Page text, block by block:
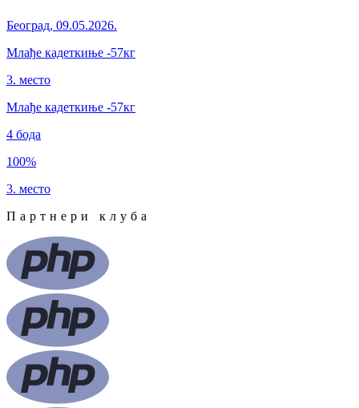
Београд, 09.05.2026.
Млађе кадеткиње -57кг
3. место
Млађе кадеткиње -57кг
4 бода
100%
3. место
Партнери клуба